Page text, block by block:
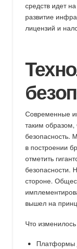
средств идет
развитие
лицензий и
Современные
таким образом,
безопасность.
в построении
отметить
безопасности.
стороне.
вышел на
Что
Платформы